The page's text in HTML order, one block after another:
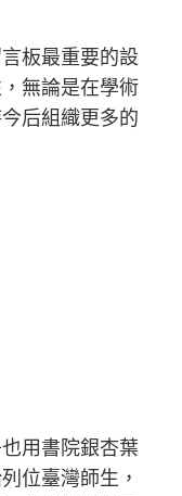
板最重要的設
無論是在學術
后組織更多的
用書院銀杏葉
位臺灣師生，